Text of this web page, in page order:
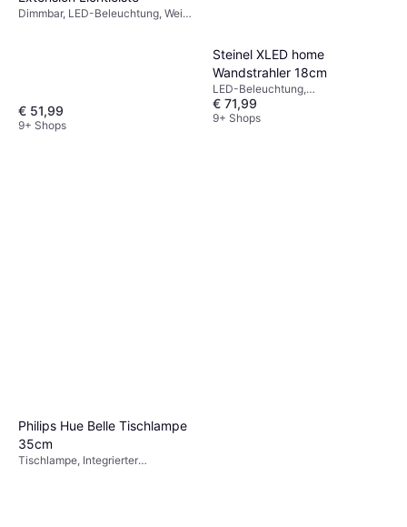
Dimmbar, LED-Beleuchtung, Weiß,
€ 51,99
9+ Shops
Steinel XLED home
Wandstrahler 18cm
LED-Beleuchtung,
Bewegungsmelder, Schwarz,
Silber, Grau, Weiß, Glas, Kunststoff,
€ 71,99
9+ Shops
Philips Hue Belle Tischlampe
35cm
Tischlampe, Integrierter